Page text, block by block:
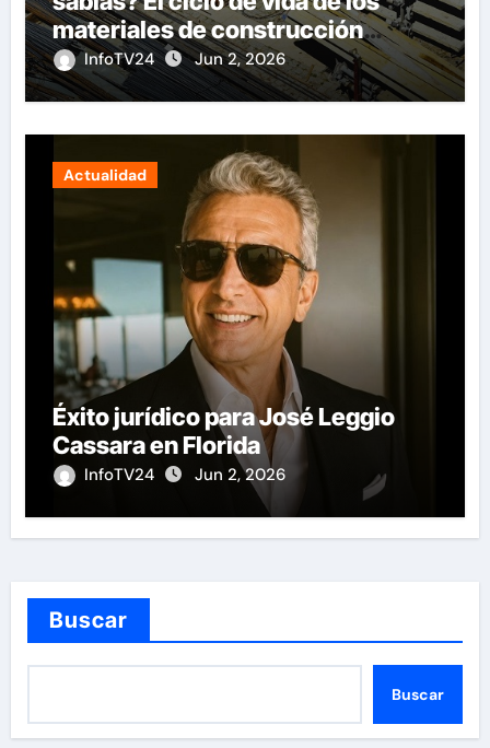
materiales de construcción
revoluciona eficiencia en
proyectos modernos
InfoTV24 Jun 2, 2026
Actualidad
Éxito jurídico para José Leggio
Cassara en Florida
InfoTV24 Jun 2, 2026
Buscar
Buscar